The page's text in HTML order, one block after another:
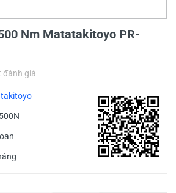
Nm Matatakitoyo PR-
đánh giá